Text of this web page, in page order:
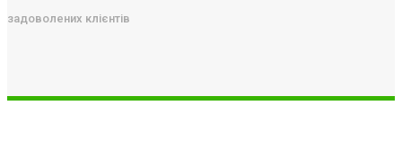
задоволених клієнтів